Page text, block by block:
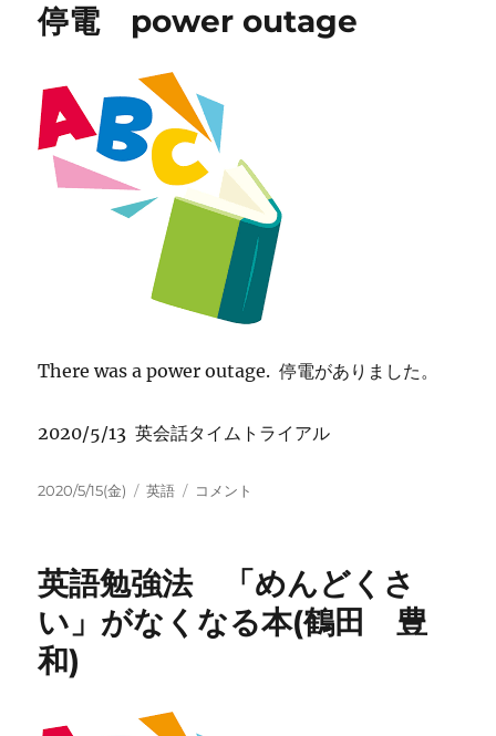
ー
heavy
停電 power outage
There was a power outage. 停電がありました。
2020/5/13 英会話タイムトライアル
投
2020/5/15(金)
カ
ー
英語
停
コメント
英語勉強法 「めんどくさ
い」がなくなる本(鶴田 豊
和)